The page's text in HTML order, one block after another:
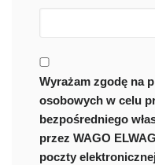
Wyrażam zgodę na
osobowych w celu
bezpośredniego
przez WAGO
poczty